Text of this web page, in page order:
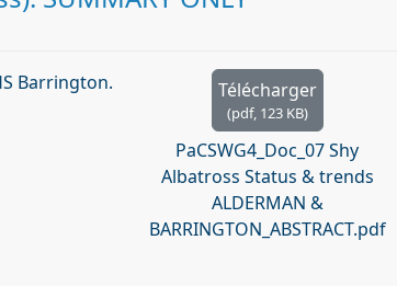
Télécharger
(pdf, 123 KB)
PaCSWG4_Doc_07 Shy
Albatross Status & trends
ALDERMAN &
BARRINGTON_ABSTRACT.pdf
Barrington.